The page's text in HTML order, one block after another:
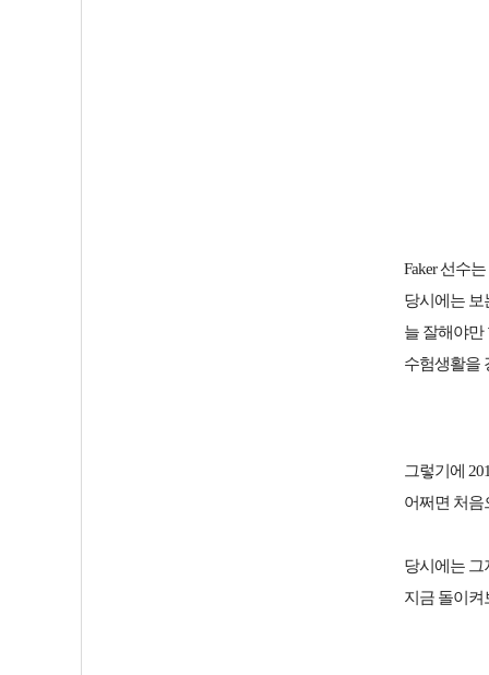
Faker 선수
당시에는 보
늘 잘해야만
수험생활을
그렇기에
어쩌면 처음
당시에는 그
지금 돌이켜